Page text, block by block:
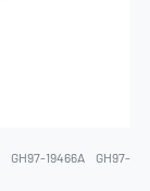
GH97-19466A
GH97-